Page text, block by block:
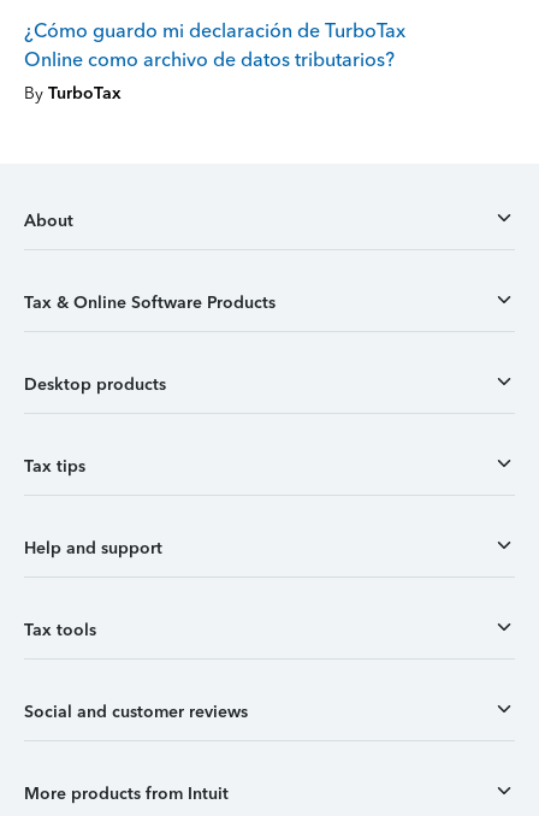
¿Cómo guardo mi declaración de TurboTax
Online como archivo de datos tributarios?
By TurboTax
About
Tax & Online Software Products
Desktop products
Tax tips
Help and support
Tax tools
Social and customer reviews
More products from Intuit